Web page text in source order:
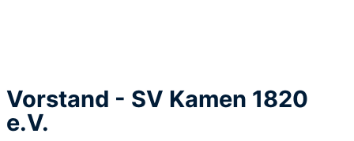
Vorstand - SV Kamen 1820
e.V.